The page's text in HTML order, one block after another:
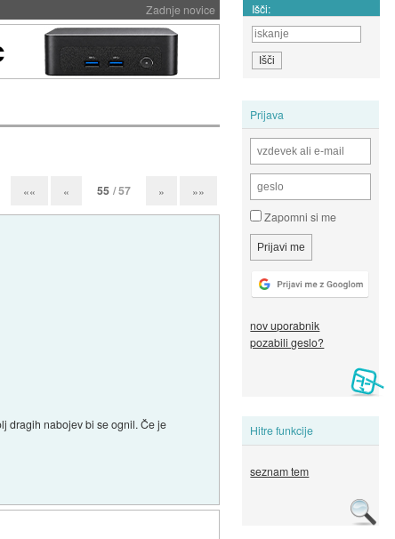
Zadnje novice Išči:
Prijava
Zapomni si me
nov uporabnik
pozabili geslo?
Hitre funkcije
seznam tem
«« « 55 / 57 » »»
dragih nabojev bi se ognil. Če je